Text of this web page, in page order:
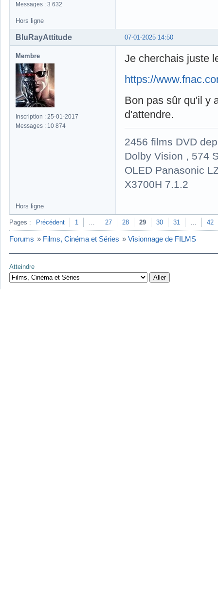
Messages : 3 632
Hors ligne
07-01-2025 14:50
BluRayAttitude
Membre
Inscription : 25-01-2017
Messages : 10 874
Je cherchais juste
https://
Bon pas sûr qu'il y
d'attendre.
2456 films DVD
Dolby Vision , 574
OLED Panasonic
X3700H 7.1.2
Hors ligne
Pages : Précédent 1 27 28 29 30 31 42
Forums » Films, Cinéma et Séries » Visionnage de FILMS
Atteindre